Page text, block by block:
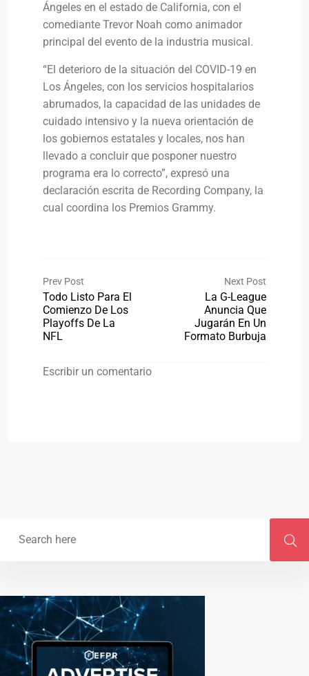
Ángeles en el estado de California, con el
comediante Trevor Noah como animador
principal del evento de la industria musical.
“El deterioro de la situación del COVID-19 en
Los Ángeles, con los servicios hospitalarios
abrumados, la capacidad de las unidades de
cuidado intensivo y la nueva orientación de
los gobiernos estatales y locales, nos han
llevado a concluir que posponer nuestro
programa era lo correcto”, expresó una
declaración escrita de Recording Company, la
cual coordina los Premios Grammy.
Prev Post
Todo Listo Para El
Comienzo De Los
Playoffs De La
NFL
Next Post
La G-League
Anuncia Que
Jugarán En Un
Formato Burbuja
Escribir un comentario